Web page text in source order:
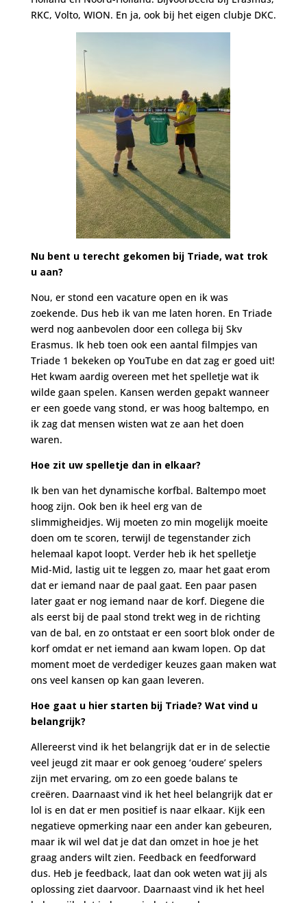
RKC, Volto, WION. En ja, ook bij het eigen clubje DKC.
Nu bent u terecht gekomen bij Triade, wat trok
u aan?
Nou, er stond een vacature open en ik was
zoekende. Dus heb ik van me laten horen. En Triade
werd nog aanbevolen door een collega bij Skv
Erasmus. Ik heb toen ook een aantal filmpjes van
Triade 1 bekeken op YouTube en dat zag er goed uit!
Het kwam aardig overeen met het spelletje wat ik
wilde gaan spelen. Kansen werden gepakt wanneer
er een goede vang stond, er was hoog baltempo, en
ik zag dat mensen wisten wat ze aan het doen
waren.
Hoe zit uw spelletje dan in elkaar?
Ik ben van het dynamische korfbal. Baltempo moet
hoog zijn. Ook ben ik heel erg van de
slimmigheidjes. Wij moeten zo min mogelijk moeite
doen om te scoren, terwijl de tegenstander zich
helemaal kapot loopt. Verder heb ik het spelletje
Mid-Mid, lastig uit te leggen zo, maar het gaat erom
dat er iemand naar de paal gaat. Een paar pasen
later gaat er nog iemand naar de korf. Diegene die
als eerst bij de paal stond trekt weg in de richting
van de bal, en zo ontstaat er een soort blok onder de
korf omdat er net iemand aan kwam lopen. Op dat
moment moet de verdediger keuzes gaan maken wat
ons veel kansen op kan gaan leveren.
Hoe gaat u hier starten bij Triade? Wat vind u
belangrijk?
Allereerst vind ik het belangrijk dat er in de selectie
veel jeugd zit maar er ook genoeg ‘oudere’ spelers
zijn met ervaring, om zo een goede balans te
creëren. Daarnaast vind ik het heel belangrijk dat er
lol is en dat er men positief is naar elkaar. Kijk een
negatieve opmerking naar een ander kan gebeuren,
maar ik wil wel dat je dat dan omzet in hoe je het
graag anders wilt zien. Feedback en feedforward
dus. Heb je feedback, laat dan ook weten wat jij als
oplossing ziet daarvoor. Daarnaast vind ik het heel